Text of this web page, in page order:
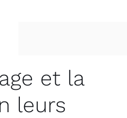
et la
leurs